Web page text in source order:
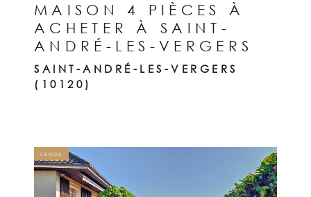
MAISON 4 PIÈCES À
ACHETER À SAINT-
ANDRÉ-LES-VERGERS
SAINT-ANDRÉ-LES-VERGERS
(10120)
VENDU